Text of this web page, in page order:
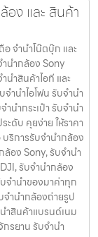
อง และ สินค้า
จำนำโน๊ตบุ๊ก และ
นำกล้อง Sony
นําสินค้าไอที และ
านําไอโฟน รับจํานํา
นํากระเป๋า รับจํานํา
ะดับ คุยง่าย ให้ราคา
ริการรับจำนำกล้อง
อง Sony, รับจำนำ
รับจำนำกล้อง
จำนำของมาค่าทุก
จํานํากล้องถ่ายรูป
าสินค้าแบรนด์เนม
กรยาน รับจํานํา